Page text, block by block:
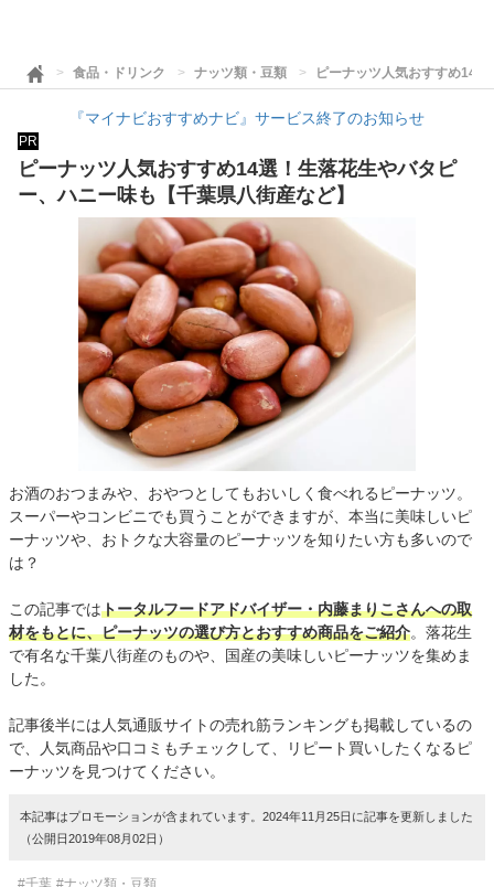
食品・ドリンク ナッツ類・豆類 ピーナッツ人気おすすめ14
『マイナビおすすめナビ』サービス終了のお知らせ
PR
ピーナッツ人気おすすめ14選！生落花生やバタピ
ー、ハニー味も【千葉県八街産など】
お酒のおつまみや、おやつとしてもおいしく食べれるピーナッツ。
スーパーやコンビニでも買うことができますが、本当に美味しいピ
ーナッツや、おトクな大容量のピーナッツを知りたい方も多いので
は？
この記事ではトータルフードアドバイザー・内藤まりこさんへの取
材をもとに、ピーナッツの選び方とおすすめ商品をご紹介。落花生
で有名な千葉八街産のものや、国産の美味しいピーナッツを集めま
した。
記事後半には人気通販サイトの売れ筋ランキングも掲載しているの
で、人気商品や口コミもチェックして、リピート買いしたくなるピ
ーナッツを見つけてください。
本記事はプロモーションが含まれています。2024年11月25日に記事を更新しました
（公開日2019年08月02日）
#千葉 #ナッツ類・豆類